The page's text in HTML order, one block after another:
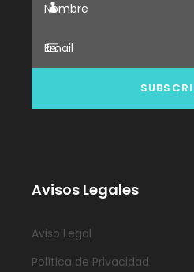
Avisos Legales
Aviso Legal
Política de Privacidad